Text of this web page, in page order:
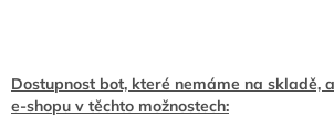
Dostupnost bot, které nemáme na skladě,
e-shopu v těchto možnostech: